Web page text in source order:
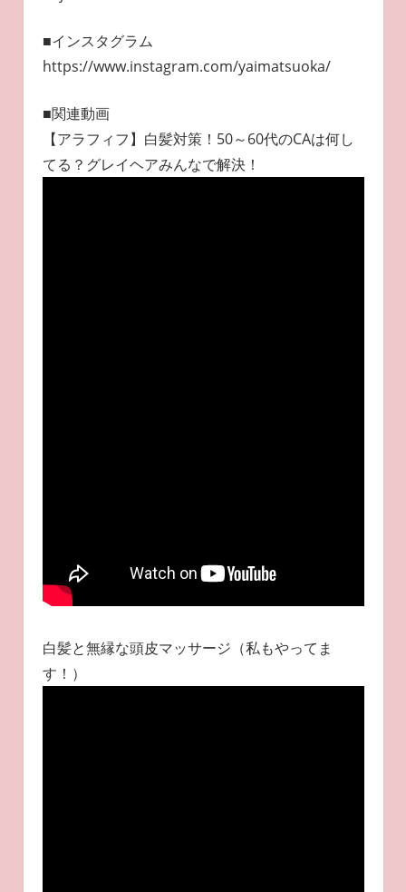
■インスタグラム
https://www.instagram.com/yaimatsuoka/
■関連動画
【アラフィフ】白髪対策！50～60代のCAは何し
てる？グレイヘアみんなで解決！
白髪と無縁な頭皮マッサージ（私もやってま
す！）